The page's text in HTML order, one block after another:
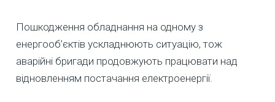
Пошкодження обладнання на одному з
енергооб’єктів ускладнюють ситуацію, тож
аварійні бригади продовжують працювати над
відновленням постачання електроенергії.